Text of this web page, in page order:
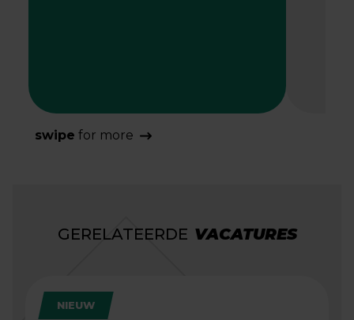
swipe for more
GERELATEERDE VACATURES
NIEUW